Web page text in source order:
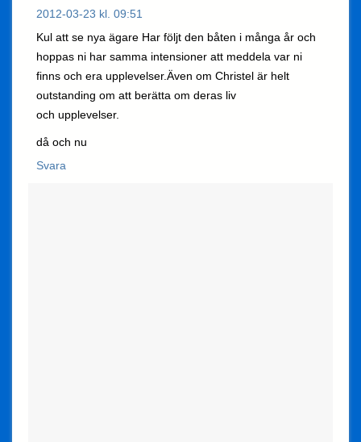
2012-03-23 kl. 09:51
Kul att se nya ägare Har följt den båten i många år och
hoppas ni har samma intensioner att meddela var ni
finns och era upplevelser.Även om Christel är helt
outstanding om att berätta om deras liv
och upplevelser.
då och nu
Svara